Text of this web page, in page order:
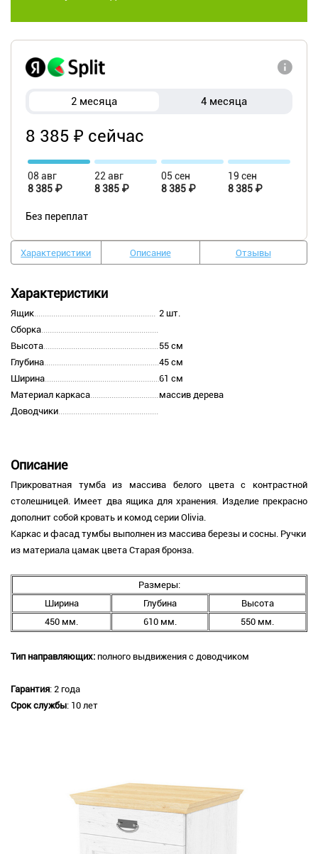
2 месяца 4 месяца
8 385 ₽ сейчас
08 авг
8 385 ₽
22 авг
8 385 ₽
05 сен
8 385 ₽
19 сен
8 385 ₽
Без переплат
Характеристики Описание Отзывы
Характеристики
Ящик
2 шт.
Сборка
Высота
55 см
Глубина
45 см
Ширина
61 см
Материал каркаса
массив дерева
Доводчики
Описание
Прикроватная тумба из массива белого цвета с контрастной
столешницей. Имеет два ящика для хранения. Изделие прекрасно
дополнит собой кровать и комод серии Olivia.
Каркас и фасад тумбы выполнен из массива березы и сосны. Ручки
из материала цамак цвета Старая бронза.
Размеры:
Ширина
Глубина
Высота
450 мм.
610 мм. 550 мм.
Тип направляющих: полного выдвижения с доводчиком
Гарантия: 2 года
Срок службы: 10 лет